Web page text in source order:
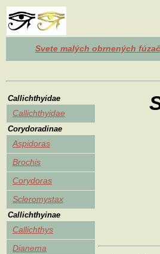
Svete malých obrnených
Callichthyidae
Callichthyidae
Corydoradinae
Aspidoras
Brochis
Corydoras
Scleromystax
Callichthyinae
Callichthys
Dianema